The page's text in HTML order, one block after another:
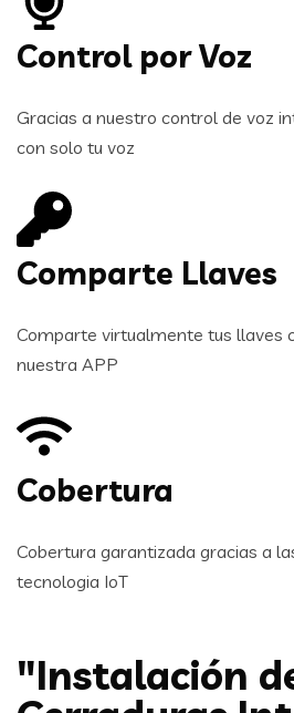
Control por Voz
Gracias a nuestro control de voz
con solo tu voz
Comparte Llaves
Comparte virtualmente tus llaves
nuestra APP
Cobertura
Cobertura garantizada gracias a
tecnologia IoT
"Instalación